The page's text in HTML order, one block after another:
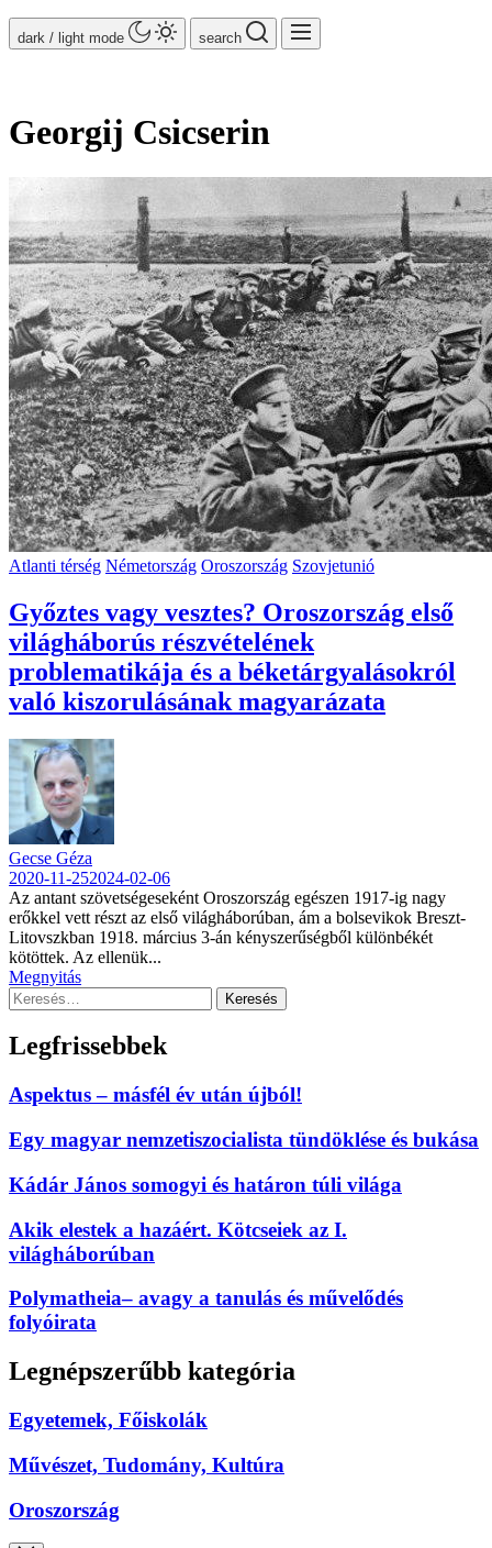
dark / light mode search
Georgij Csicserin
Atlanti térség Németország Oroszország Szovjetunió
Győztes vagy vesztes? Oroszország első
világháborús részvételének
problematikája és a béketárgyalásokról
való kiszorulásának magyarázata
Gecse Géza
2020-11-252024-02-06
Az antant szövetségeseként Oroszország egészen 1917-ig nagy
erőkkel vett részt az első világháborúban, ám a bolsevikok Breszt-
Litovszkban 1918. március 3-án kényszerűségből különbékét
kötöttek. Az ellenük...
Megnyitás
Keresés:
Legfrissebbek
Aspektus – másfél év után újból!
Egy magyar nemzetiszocialista tündöklése és bukása
Kádár János somogyi és határon túli világa
Akik elestek a hazáért. Kötcseiek az I.
világháborúban
Polymatheia– avagy a tanulás és művelődés
folyóirata
Legnépszerűbb kategória
Egyetemek, Főiskolák
Művészet, Tudomány, Kultúra
Oroszország